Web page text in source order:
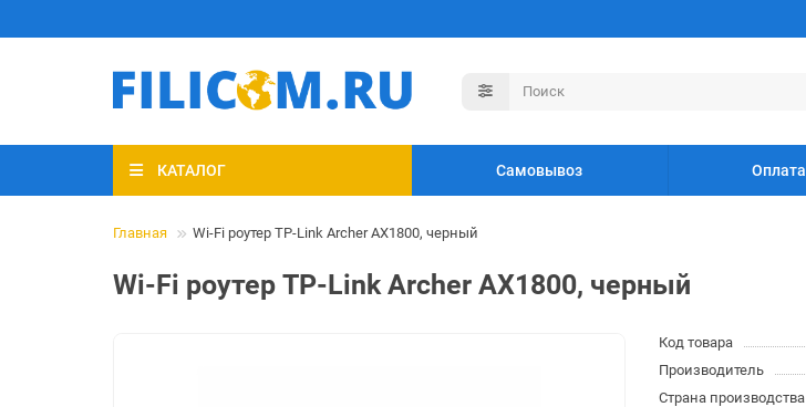
КАТАЛОГ Самовывоз Оплата
Главная Wi-Fi роутер TP-Link Archer AX1800, черный
Wi-Fi роутер TP-Link Archer AX1800, черный
Код товара
Производитель
Страна производства